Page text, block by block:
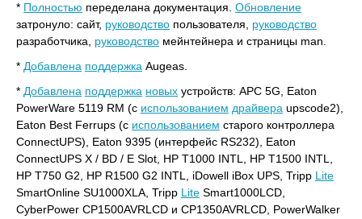
* Полностью переделана документация. Обновление
затронуло: сайт, руководство пользователя, руководство
разработчика, руководство мейнтейнера и страницы man.
* Добавлена поддержка Augeas.
* Добавлена поддержка новых устройств: APC 5G, Eaton
PowerWare 5119 RM (с использованием драйвера upscode2),
Eaton Best Ferrups (с использованием старого контроллера
ConnectUPS), Eaton 9395 (интерфейс RS232), Eaton
ConnectUPS X / BD / E Slot, HP T1000 INTL, HP T1500 INTL,
HP T750 G2, HP R1500 G2 INTL, iDowell iBox UPS, Tripp Lite
SmartOnline SU1000XLA, Tripp Lite Smart1000LCD,
CyberPower CP1500AVRLCD и CP1350AVRLCD, PowerWalker